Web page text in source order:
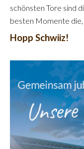
schönsten Tore sind
besten Momente die,
Hopp Schwiiz!